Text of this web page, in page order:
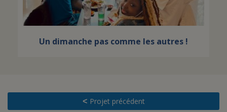
Un dimanche pas comme les autres !
< Projet précédent